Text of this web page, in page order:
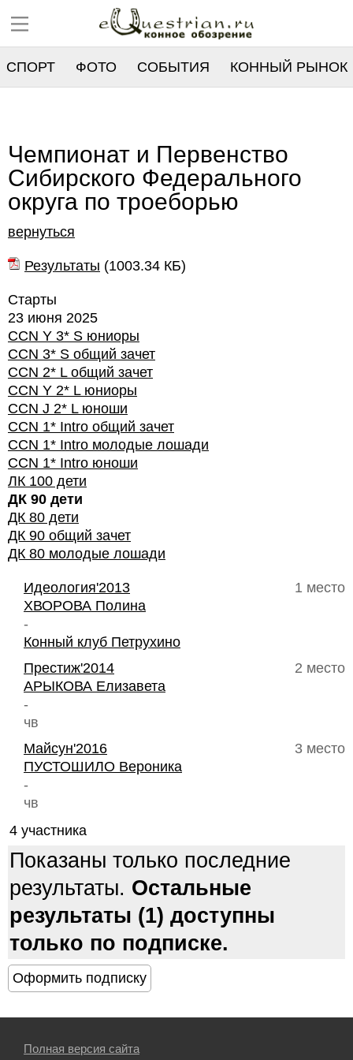
СПОРТ ФОТО СОБЫТИЯ КОННЫЙ РЫНОК
Чемпионат и Первенство
Сибирского Федерального
округа по троеборью
вернуться
Результаты (1003.34 КБ)
Старты
23 июня 2025
CCN Y 3* S юниоры
CCN 3* S общий зачет
CCN 2* L общий зачет
CCN Y 2* L юниоры
CCN J 2* L юноши
CCN 1* Intro общий зачет
CCN 1* Intro молодые лошади
CCN 1* Intro юноши
ЛК 100 дети
ДК 90 дети
ДК 80 дети
ДК 90 общий зачет
ДК 80 молодые лошади
1 место
Идеология'2013
ХВОРОВА Полина
-
Конный клуб Петрухино
2 место
Престиж'2014
АРЫКОВА Елизавета
-
чв
3 место
Майсун'2016
ПУСТОШИЛО Вероника
-
чв
4 участника
Показаны только последние
результаты. Остальные
результаты (1) доступны
только по подписке.
Полная версия сайта